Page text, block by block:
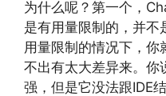
为什么呢？第一个，
是有用量限制的，并不
用量限制的情况下，
不出有太大差异来。你
强，但是它没法跟IDE